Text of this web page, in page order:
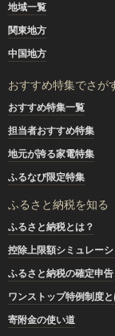
地域一覧
関東地方
中国地方
おすすめ特集でさが
おすすめ特集一覧
担当者おすすめ特集
地元が誇る家電特集
ふるなび限定特集
ふるさと納税を知る
ふるさと納税とは？
控除上限額シミュレー
ふるさと納税の確定申告
ワンストップ特例制度と
寄附金の使い道